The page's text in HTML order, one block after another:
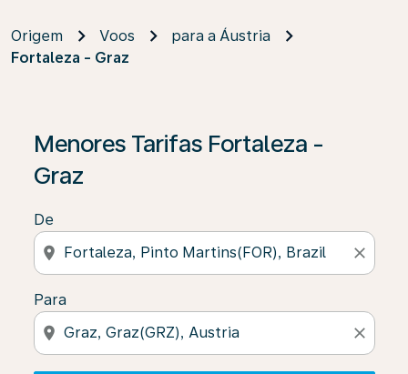
Origem Voos
para a Áustria
Fortaleza - Graz
Menores Tarifas Fortaleza -
Graz
De
location_on close
Para
location_on close
Se não forem encontrados resultados, clique em